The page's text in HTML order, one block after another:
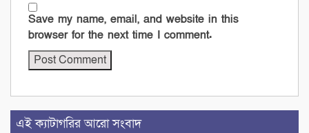
Save my name, email, and website in this
browser for the next time I comment.
এই ক্যাটাগরির আরো সংবাদ